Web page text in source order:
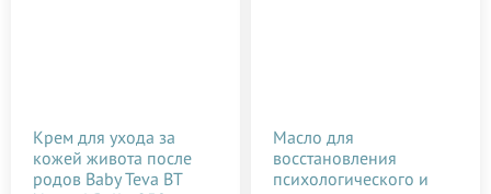
Крем для ухода за
кожей живота после
родов Baby Teva BT
Масло для
восстановления
психологического и